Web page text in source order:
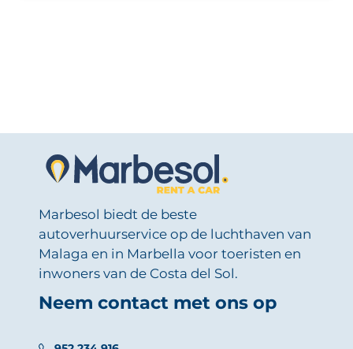
Marbesol biedt de beste
autoverhuurservice op de luchthaven van
Malaga en in Marbella voor toeristen en
inwoners van de Costa del Sol.
Neem contact met ons op